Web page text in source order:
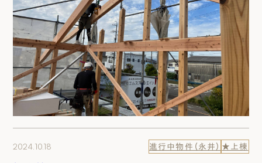
2024.10.18 進行中物件（永井） ★上棟